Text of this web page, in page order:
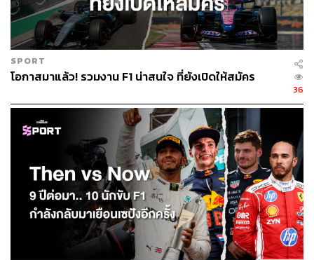
SPORT
โอกาสมาแล้ว! รวมงาน F1 น่าสนใจ ที่ยังเปิดให้สมัคร
36